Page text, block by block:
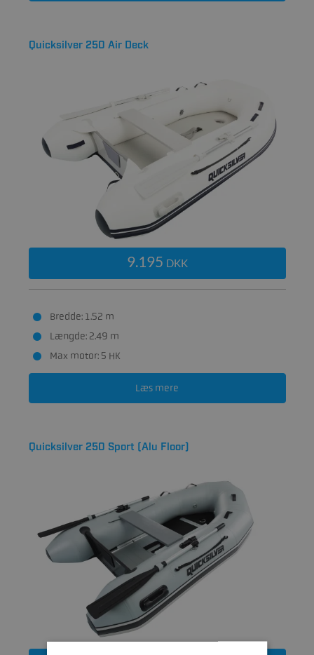
Quicksilver 250 Air Deck
9.195 DKK
Bredde: 1.52 m
Længde: 2.49 m
Max motor: 5 HK
Læs mere
Quicksilver 250 Sport (Alu Floor)